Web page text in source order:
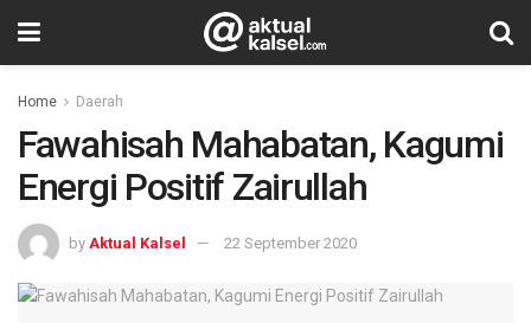
Home Daerah
Fawahisah Mahabatan, Kagumi
Energi Positif Zairullah
by Aktual Kalsel 22 September 2020